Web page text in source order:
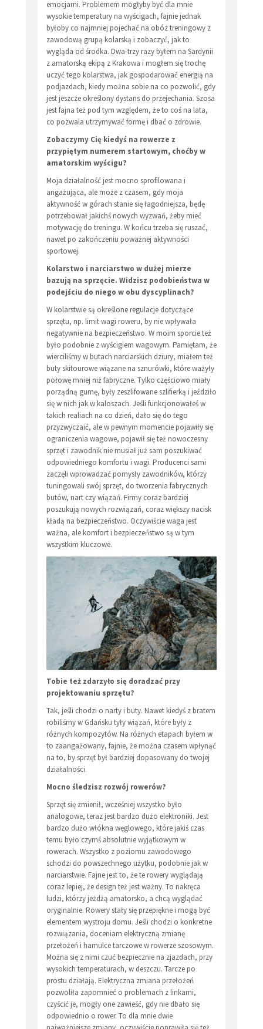
emocjami. Problemem mogłyby być dla mnie
wysokie temperatury na wyścigach, fajnie jednak
byłoby co najmniej pojechać na obóz treningowy z
zawodową grupą kolarską i zobaczyć, jak to
wygląda od środka. Dwa-trzy razy byłem na Sardynii
z amatorską ekipą z Krakowa i mogłem się trochę
uczyć tego kolarstwa, jak gospodarować energią na
podjazdach, kiedy można sobie na co pozwolić, gdy
jest jeszcze określony dystans do przejechania. Szosa
jest fajna też pod tym względem, że to coś na lata,
co pozwala utrzymywać formę i dbać o zdrowie.
Zobaczymy Cię kiedyś na rowerze z
przypiętym numerem startowym, choćby w
amatorskim wyścigu?
Moja działalność jest mocno sprofilowana i
angażująca, ale może z czasem, gdy moja
aktywność w górach stanie się łagodniejsza, będę
potrzebował jakichś nowych wyzwań, żeby mieć
motywację do treningu. W końcu trzeba się ruszać,
nawet po zakończeniu poważnej aktywności
sportowej.
Kolarstwo i narciarstwo w dużej mierze
bazują na sprzęcie. Widzisz podobieństwa w
podejściu do niego w obu dyscyplinach?
W kolarstwie są określone regulacje dotyczące
sprzętu, np. limit wagi roweru, by nie wpływała
negatywnie na bezpieczeństwo. W moim sporcie też
było podobnie z wyścigiem wagowym. Pamiętam, że
wierciliśmy w butach narciarskich dziury, miałem też
buty skitourowe wiązane na sznurówki, które ważyły
połowę mniej niż fabryczne. Tylko częściowo miały
porządną gumę, były zeszlifowane szlifierką i jeździło
się w nich jak w kaloszach. Jeśli funkcjonowałeś w
takich realiach na co dzień, dało się do tego
przyzwyczaić, ale w pewnym momencie pojawiły się
ograniczenia wagowe, pojawił się też nowoczesny
sprzęt i zawodnik nie musiał już sam poszukiwać
odpowiedniego komfortu i wagi. Producenci sami
zaczęli wprowadzać pomysły zawodników, którzy
tuningowali swój sprzęt, do tworzenia fabrycznych
butów, nart czy wiązań. Firmy coraz bardziej
poszukują nowych rozwiązań, coraz większy nacisk
kładą na bezpieczeństwo. Oczywiście waga jest
ważna, ale komfort i bezpieczeństwo są w tym
wszystkim kluczowe.
Tobie też zdarzyło się doradzać przy
projektowaniu sprzętu?
Tak, jeśli chodzi o narty i buty. Nawet kiedyś z bratem
robiliśmy w Gdańsku tyły wiązań, które były z
różnych kompozytów. Na różnych etapach byłem w
to zaangażowany, fajnie, że można czasem wpłynąć
na to, by sprzęt był bardziej dopasowany do twojej
działalności.
Mocno śledzisz rozwój rowerów?
Sprzęt się zmienił, wcześniej wszystko było
analogowe, teraz jest bardzo dużo elektroniki. Jest
bardzo dużo włókna węglowego, które jakiś czas
temu było czymś absolutnie wyjątkowym w
rowerach. Wszystko z poziomu zawodowego
schodzi do powszechnego użytku, podobnie jak w
narciarstwie. Fajne jest to, że te rowery wyglądają
coraz lepiej, że design też jest ważny. To nakręca
ludzi, którzy jeżdżą amatorsko, a chcą wyglądać
oryginalnie. Rowery stały się przepiękne i mogą być
elementem wystroju domu. Jeśli chodzi o konkretne
rozwiązania, doceniam elektryczną zmianę
przełożeń i hamulce tarczowe w rowerze szosowym.
Można się z nimi czuć bezpiecznie na zjazdach, przy
wysokich temperaturach, w deszczu. Tarcze po
prostu działają. Elektryczna zmiana przełożeń
pozwoliła zapomnieć o problemach z linkami,
czyścić je, mogły one zawieść, gdy nie dbało się
odpowiednio o rower. To dla mnie dwie